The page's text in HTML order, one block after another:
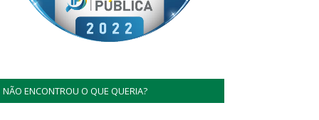
NÃO ENCONTROU O QUE QUERIA?